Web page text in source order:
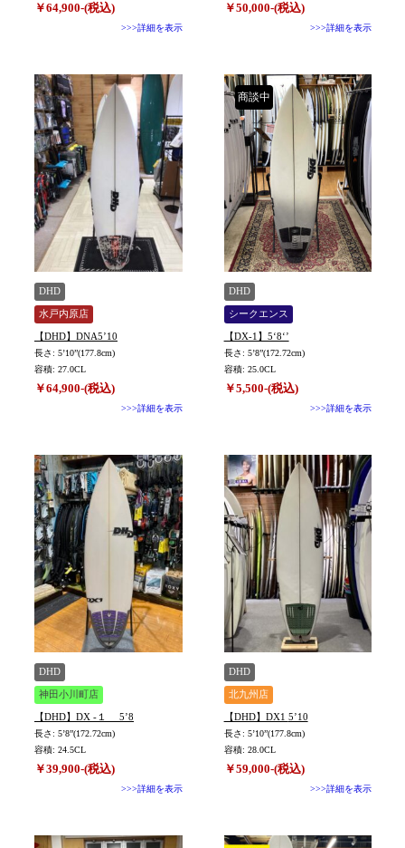
￥64,900-(税込)
>>>詳細を表示
￥50,000-(税込)
>>>詳細を表示
DHD
水戸内原店
【DHD】DNA5’10
長さ: 5’10”(177.8cm)
容積: 27.0CL
￥64,900-(税込)
>>>詳細を表示
商談中
DHD
シークエンス
【DX-1】5‘8‘’
長さ: 5’8”(172.72cm)
容積: 25.0CL
￥5,500-(税込)
>>>詳細を表示
DHD
神田小川町店
【DHD】DX -１ 5’8
長さ: 5’8”(172.72cm)
容積: 24.5CL
￥39,900-(税込)
>>>詳細を表示
DHD
北九州店
【DHD】DX1 5’10
長さ: 5’10”(177.8cm)
容積: 28.0CL
￥59,000-(税込)
>>>詳細を表示